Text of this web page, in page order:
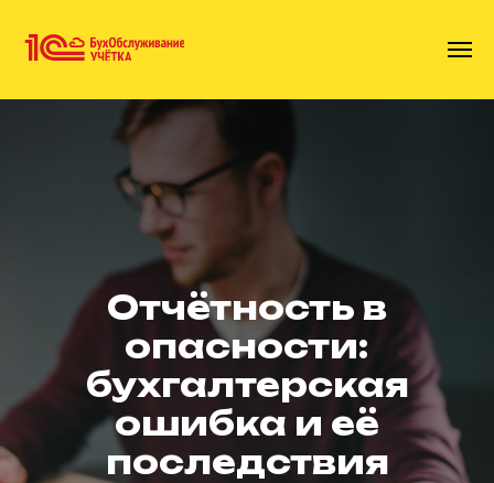
Отчётность в
опасности:
бухгалтерская
ошибка и её
последствия